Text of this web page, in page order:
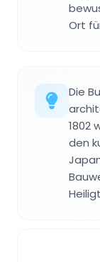
Ort
Die
1802
den